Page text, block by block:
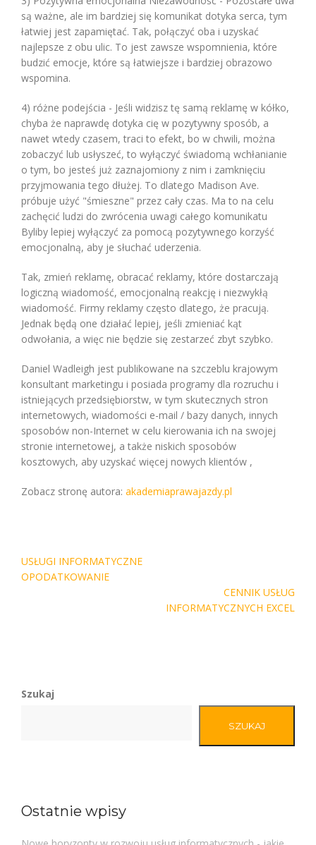
są ważne, ale im bardziej się komunikat dotyka serca, tym
łatwiej jest zapamiętać. Tak, połączyć oba i uzyskać
najlepsze z obu ulic. To jest zawsze wspomnienia, które
budzić emocje, które są łatwiejsze i bardziej obrazowo
wspomina.
4) różne podejścia - Jeśli widzisz tę samą reklamę w kółko,
chyba że naprawdę dotyka cię w pozytywny sposób, a
nawet wtedy czasem, traci to efekt, bo w chwili, można
zobaczyć lub usłyszeć, to wyłączyć świadomą wchłanianie
o tym, bo jesteś już zaznajomiony z nim i zamknięciu
przyjmowania tego dłużej. To dlatego Madison Ave.
próbuje użyć "śmieszne" przez cały czas. Ma to na celu
zachęcić ludzi do zwrócenia uwagi całego komunikatu
Byliby lepiej wyłączyć za pomocą pozytywnego korzyść
emocjonalną, aby je słuchać uderzenia.
Tak, zmień reklamę, obracać reklamy, które dostarczają
logiczną wiadomość, emocjonalną reakcję i niezwykłą
wiadomość. Firmy reklamy często dlatego, że pracują.
Jednak będą one działać lepiej, jeśli zmieniać kąt
odwołania, a więc nie będzie się zestarzeć zbyt szybko.
Daniel Wadleigh jest publikowane na szczeblu krajowym
konsultant marketingu i posiada programy dla rozruchu i
istniejących przedsiębiorstw, w tym skutecznych stron
internetowych, wiadomości e-mail / bazy danych, innych
sposobów non-Internet w celu kierowania ich na swojej
stronie internetowej, a także niskich sposobów
kosztowych, aby uzyskać więcej nowych klientów ,
Zobacz stronę autora: akademiaprawajazdy.pl
Nawigacja
wpisu
USŁUGI INFORMATYCZNE
OPODATKOWANIE
CENNIK USŁUG
INFORMATYCZNYCH EXCEL
Szukaj
SZUKAJ
Ostatnie wpisy